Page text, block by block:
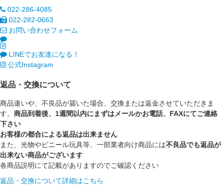
022-286-4085
022-282-0663
お問い合わせフォーム
LINEでお友達になる！
公式Instagram
返品・交換について
商品違いや、不良品が届いた場合、交換または返金させていただきま
す。 商品到着後、1週間以内にまずはメールかお電話、FAXにてご連絡
下さい
お客様の都合による返品は出来ません
また、光物やビニール玩具等、一部業者向け商品には不良品でも返品が
出来ない商品がございます
各商品説明にて記載がありますのでご確認ください
返品・交換について詳細はこちら